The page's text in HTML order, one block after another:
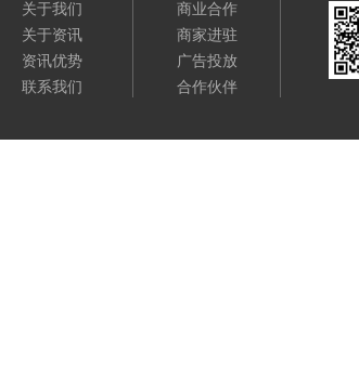
关于我们
关于资讯
资讯优势
联系我们
商业合作
商家进驻
广告投放
合作伙伴